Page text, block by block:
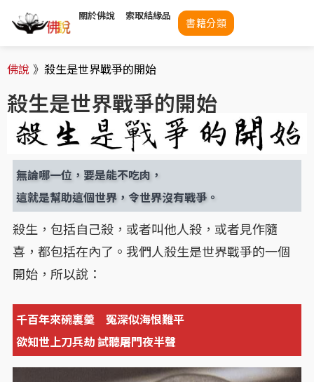
關於佛說 索取結緣品
書籍分類
佛說 》 殺生是世界戰爭的開始
殺生是世界戰爭的開始
無論哪一位，要是能不吃肉，
這就是幫助這個世界，令世界沒有戰爭。
殺生，包括自己殺，或者叫他人殺，或者見作隨
喜，都包括在內了。我們人殺生是世界戰爭的一個
開始，所以說：
千百年來碗裏羹 冤深似海恨難平
欲知世上刀兵劫 試聽屠門夜半聲